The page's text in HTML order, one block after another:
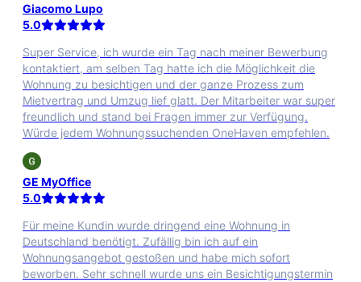
Giacomo Lupo
5.0
Super Service, ich wurde ein Tag nach meiner Bewerbung
kontaktiert, am selben Tag hatte ich die Möglichkeit die
Wohnung zu besichtigen und der ganze Prozess zum
Mietvertrag und Umzug lief glatt. Der Mitarbeiter war super
freundlich und stand bei Fragen immer zur Verfügung.
Würde jedem Wohnungssuchenden OneHaven empfehlen.
GE MyOffice
5.0
Für meine Kundin wurde dringend eine Wohnung in
Deutschland benötigt. Zufällig bin ich auf ein
Wohnungsangebot gestoßen und habe mich sofort
beworben. Sehr schnell wurde uns ein Besichtigungstermin